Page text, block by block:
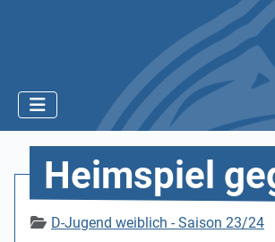
Heimspiel
DetailsD-Jugend weiblich - Saison 23/24